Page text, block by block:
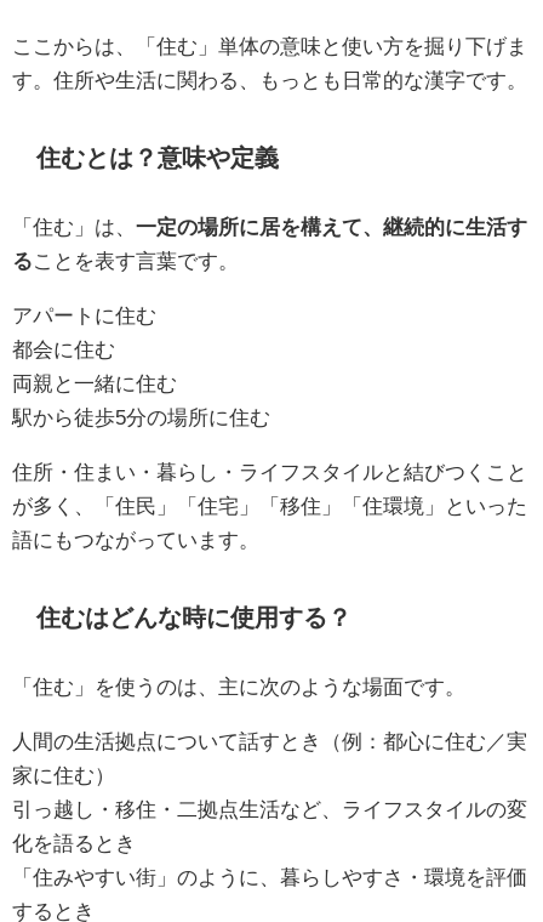
ここからは、「住む」単体の意味と使い方を掘り下げま
す。住所や生活に関わる、もっとも日常的な漢字です。
住むとは？意味や定義
「住む」は、 一定の場所に居を構えて、継続的に生活す
る ことを表す言葉です。
アパートに住む
都会に住む
両親と一緒に住む
駅から徒歩5分の場所に住む
住所・住まい・暮らし・ライフスタイルと結びつくこと
が多く、「住民」「住宅」「移住」「住環境」といった
語にもつながっています。
住むはどんな時に使用する？
「住む」を使うのは、主に次のような場面です。
人間の生活拠点について話すとき（例：都心に住む／実
家に住む）
引っ越し・移住・二拠点生活など、ライフスタイルの変
化を語るとき
「住みやすい街」のように、暮らしやすさ・環境を評価
するとき